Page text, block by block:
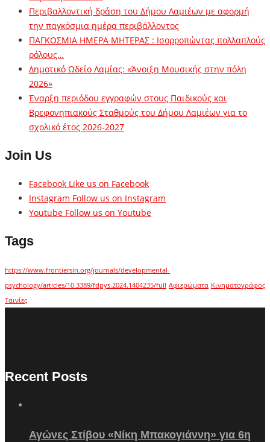
Περιβαλλοντική δράση του Δήμου Λαμιέων με αφορμή
την παγκόσμια ημέρα περιβάλλοντος
ΠΑΓΚΟΣΜΙΑ ΗΜΕΡΑ ΜΗΤΕΡΑΣ : Ισορροπώντας πολλαπλούς
ρόλους…
Δημοτικό Ωδείο Λαμίας: «Άνοιξη Μουσικής στην πόλη
2026»
Έναρξη περιόδου εγγραφών στους Παιδικούς και
Βρεφονηπιακούς Σταθμούς του Δήμου Λαμιέων για το
σχολικό έτος 2026-2027
Join Us
Facebook Like us on Facebook
Instagram Follow us on Instagram
Youtube Follow us on Youtube
Tags
https://www.frontiersin.org/journals/developmental-
psychology/articles/10.3389/fdpys.2024.1404235/full Αφιερώματα Κινηματογράφος
Ταινίες
Recent Posts
Αγώνες Στίβου «Νίκη Μπακογιάννη» για 6η